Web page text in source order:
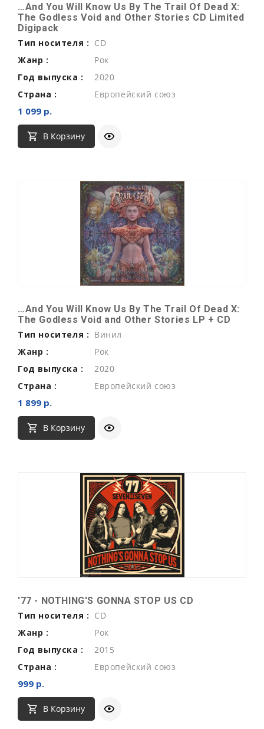
…And You Will Know Us By The Trail Of Dead X:
The Godless Void and Other Stories CD Limited
Digipack
Тип носителя : CD
Жанр :
Рок
Год выпуска :
2020
Страна :
Европейский союз
1 099 р.
В Корзину
…And You Will Know Us By The Trail Of Dead X:
The Godless Void and Other Stories LP + CD
Тип носителя : Винил
Жанр :
Рок
Год выпуска :
2020
Страна :
Европейский союз
1 899 р.
В Корзину
'77 - NOTHING'S GONNA STOP US CD
Тип носителя : CD
Жанр :
Рок
Год выпуска :
2015
Страна :
Европейский союз
999 р.
В Корзину